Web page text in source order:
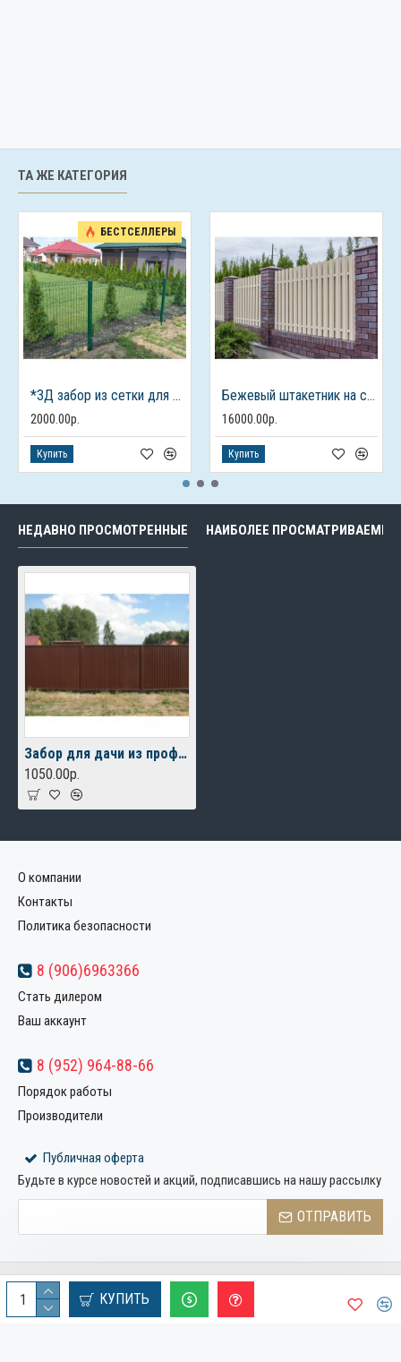
КУПИТЬ
ТА ЖЕ КАТЕГОРИЯ
БЕСТСЕЛЛЕРЫ
*3Д забор из сетки для дачного дома
2000.00р.
Купить
Бежевый штакетник на столбах из кирпича
16000.00р.
Купить
НЕДАВНО ПРОСМОТРЕННЫЕ НАИБОЛЕЕ ПРОСМАТРИВАЕМЫЕ
Забор для дачи из профнастила c профилем С-20
1050.00р.
О компании
Контакты
Политика безопасности
8 (906)6963366
Стать дилером
Ваш аккаунт
8 (952) 964-88-66
Порядок работы
Производители
Публичная оферта
Будьте в курсе новостей и акций, подписавшись на нашу рассылку
ОТПРАВИТЬ
Copyright © 2022, Компания «Металлстрой32», Все права
защищены